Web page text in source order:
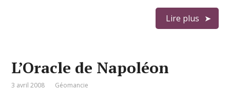
Lire plus
L’Oracle de Napoléon
3 avril 2008 Géomancie